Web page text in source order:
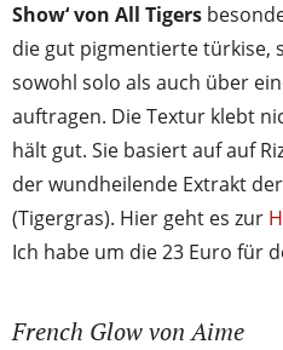
Show‘ von All Tigers
die gut pigmentierte türkise,
sowohl solo als auch über
auftragen. Die Textur klebt
hält gut. Sie basiert auf auf
der wundheilende Extrakt
(Tigergras). Hier geht es zur
Ich habe um die 23 Euro für
French Glow von Aime